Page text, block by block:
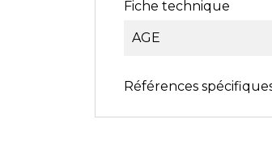
Fiche technique
AGE
Références